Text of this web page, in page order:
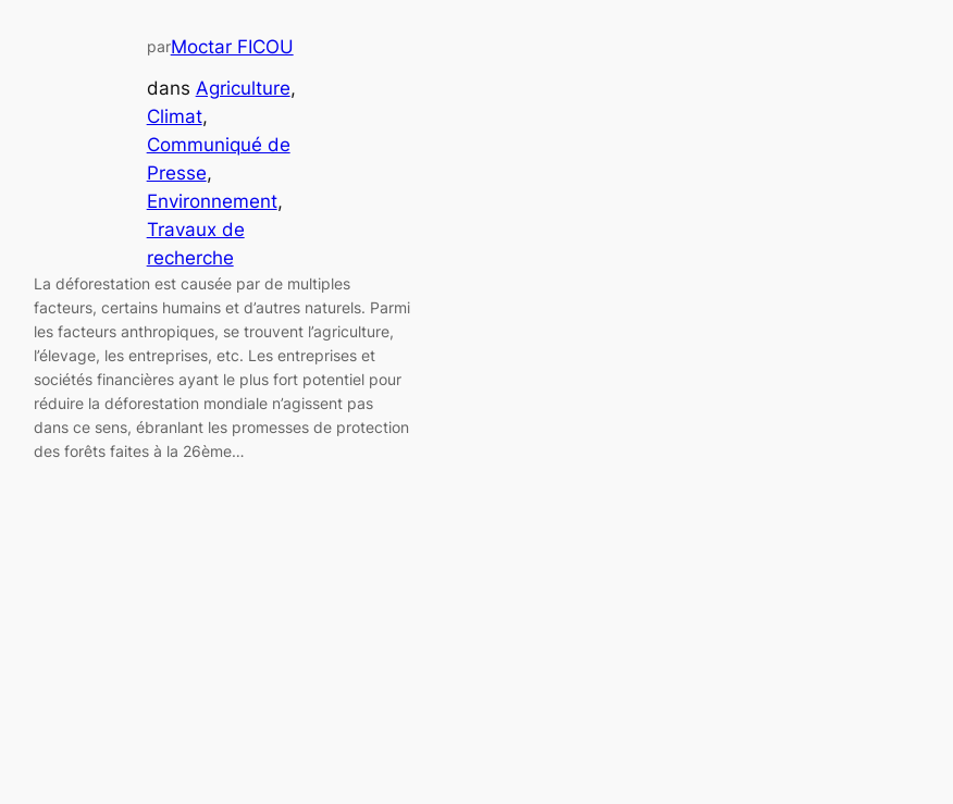
parMoctar FICOU
dans Agriculture
Climat
Communiqué de
Presse
Environnement
Travaux de
recherche
La déforestation est causée par de multiples
facteurs, certains humains et d’autres naturels. Parmi
les facteurs anthropiques, se trouvent l’agriculture,
l’élevage, les entreprises, etc. Les entreprises et
sociétés financières ayant le plus fort potentiel pour
réduire la déforestation mondiale n’agissent pas
dans ce sens, ébranlant les promesses de protection
des forêts faites à la 26ème…